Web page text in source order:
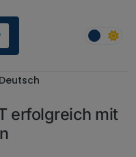
Deutsch
erfolgreich mit